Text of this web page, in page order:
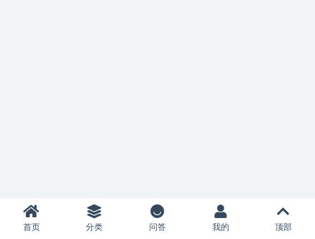
首页 分类 问答 我的 顶部